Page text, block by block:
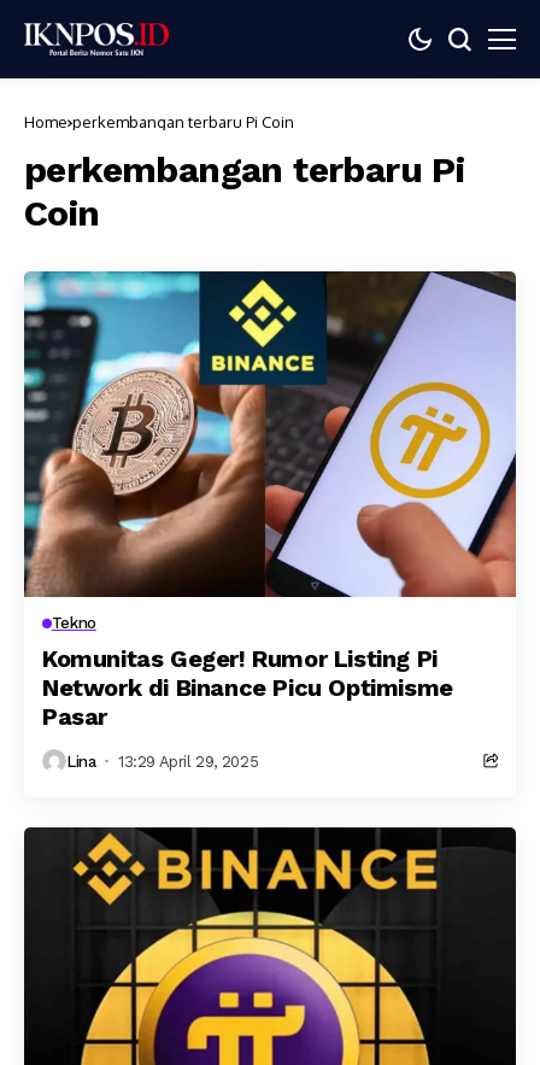
Home perkembangan terbaru Pi Coin
perkembangan terbaru Pi
Coin
Tekno
Komunitas Geger! Rumor Listing Pi
Network di Binance Picu Optimisme
Pasar
Lina 13:29 April 29, 2025